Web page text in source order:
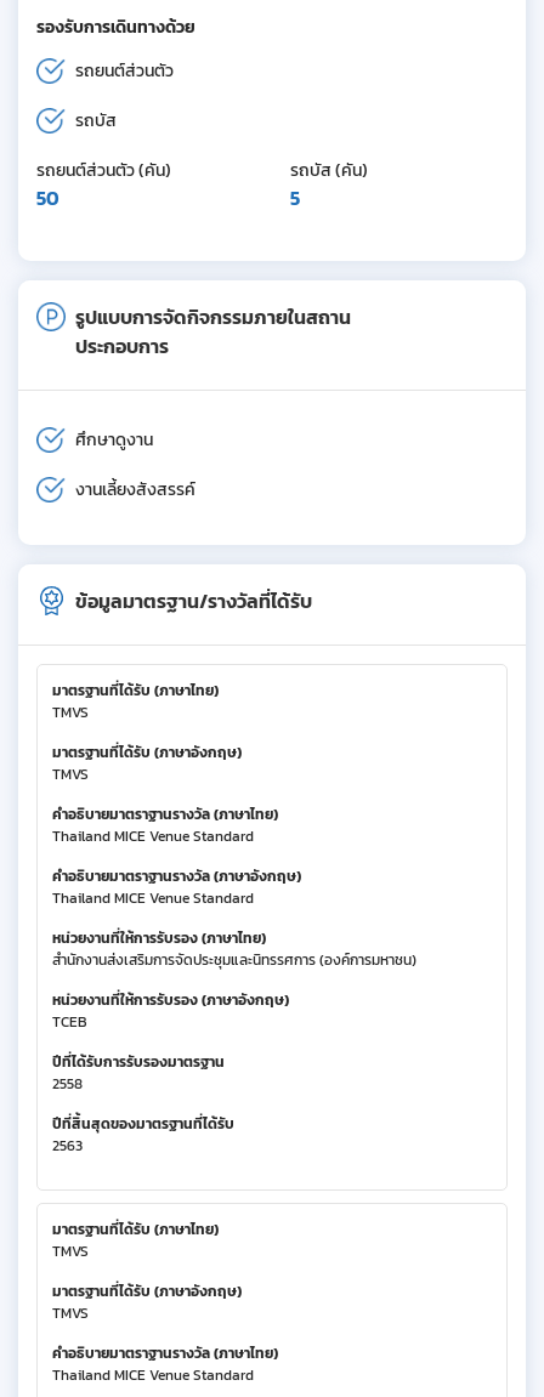
รองรับการเดินทางด้วย
รถยนต์ส่วนตัว
รถบัส
รถยนต์ส่วนตัว (คัน)
50
รถบัส (คัน)
5
รูปแบบการจัดกิจกรรมภายในสถาน
ประกอบการ
ศึกษาดูงาน
งานเลี้ยงสังสรรค์
ข้อมูลมาตรฐาน/รางวัลที่ได้รับ
มาตรฐานที่ได้รับ (ภาษาไทย)
TMVS
มาตรฐานที่ได้รับ (ภาษาอังกฤษ)
TMVS
คำอธิบายมาตราฐานรางวัล (ภาษาไทย)
Thailand MICE Venue Standard
คำอธิบายมาตราฐานรางวัล (ภาษาอังกฤษ)
Thailand MICE Venue Standard
หน่วยงานที่ให้การรับรอง (ภาษาไทย)
สำนักงานส่งเสริมการจัดประชุมและนิทรรศการ (องค์การมหาชน)
หน่วยงานที่ให้การรับรอง (ภาษาอังกฤษ)
TCEB
ปีที่ได้รับการรับรองมาตรฐาน
2558
ปีที่สิ้นสุดของมาตรฐานที่ได้รับ
2563
มาตรฐานที่ได้รับ (ภาษาไทย)
TMVS
มาตรฐานที่ได้รับ (ภาษาอังกฤษ)
TMVS
คำอธิบายมาตราฐานรางวัล (ภาษาไทย)
Thailand MICE Venue Standard